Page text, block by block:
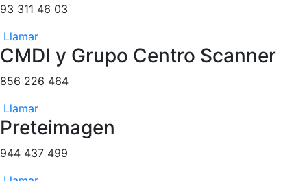
93 311 46 03
Llamar
CMDI y Grupo Centro Scanner
856 226 464
Llamar
Preteimagen
944 437 499